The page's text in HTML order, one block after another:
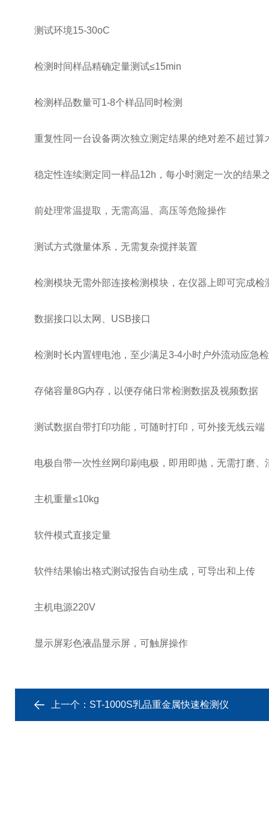
测试环境15-30oC
检测时间样品精确定量测试≤15min
检测样品数量可1-8个样品同时检测
重复性同一台设备两次独立测定结果的绝对差不超过算
稳定性连续测定同一样品12h，每小时测定一次的结果
前处理常温提取，无需高温、高压等危险操作
测试方式微量体系，无需复杂搅拌装置
检测模块无需外部连接检测模块，在仪器上即可完成检
数据接口以太网、USB接口
检测时长内置锂电池，至少满足3-4小时户外流动应急
存储容量8G内存，以便存储日常检测数据及视频数据
测试数据自带打印功能，可随时打印，可外接无线云端
电极自带一次性丝网印刷电极，即用即抛，无需打磨、
主机重量≤10kg
软件模式直接定量
软件结果输出格式测试报告自动生成，可导出和上传
主机电源220V
显示屏彩色液晶显示屏，可触屏操作
上一个： ST-1000S乳品重金属快速检测仪